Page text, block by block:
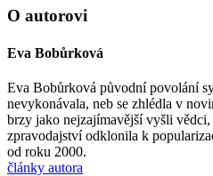
O autorovi
Eva Bobůrková
Eva Bobůrková původní povolání
nevykonávala, neb se zhlédla v
brzy jako nejzajímavější vyšli
zpravodajství odklonila k
od roku 2000.
články autora